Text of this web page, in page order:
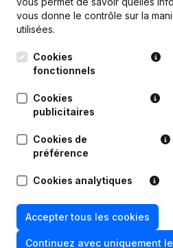
06-05-2026
Rubrique
15-05-2023
15-01-2013
Rubrique
Personne
vous donne le contrôle sur la
utilisées.
Cookies
fonctionnels
Cookies
publicitaires
Cookies de
préférence
Cookies analytiques
Accepter tous les cookies
Continuez avec uniquement